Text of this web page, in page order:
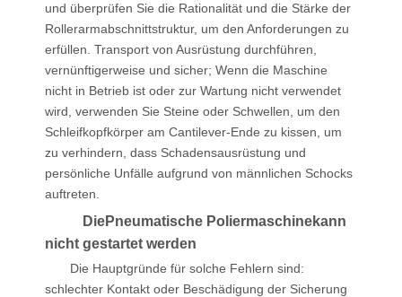
und überprüfen Sie die Rationalität und die Stärke der
Rollerarmabschnittstruktur, um den Anforderungen zu
erfüllen. Transport von Ausrüstung durchführen,
vernünftigerweise und sicher; Wenn die Maschine
nicht in Betrieb ist oder zur Wartung nicht verwendet
wird, verwenden Sie Steine ​​oder Schwellen, um den
Schleifkopfkörper am Cantilever-Ende zu kissen, um
zu verhindern, dass Schadensausrüstung und
persönliche Unfälle aufgrund von männlichen Schocks
auftreten.
DiePneumatische Poliermaschinekann
nicht gestartet werden
Die Hauptgründe für solche Fehlern sind:
schlechter Kontakt oder Beschädigung der Sicherung